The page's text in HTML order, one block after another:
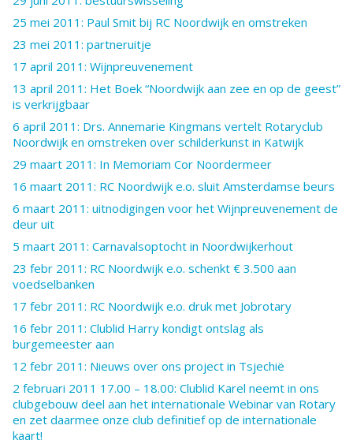
25 mei 2011: Paul Smit bij RC Noordwijk en omstreken
23 mei 2011: partneruitje
17 april 2011: Wijnpreuvenement
13 april 2011: Het Boek “Noordwijk aan zee en op de geest”
is verkrijgbaar
6 april 2011: Drs. Annemarie Kingmans vertelt Rotaryclub
Noordwijk en omstreken over schilderkunst in Katwijk
29 maart 2011: In Memoriam Cor Noordermeer
16 maart 2011: RC Noordwijk e.o. sluit Amsterdamse beurs
6 maart 2011: uitnodigingen voor het Wijnpreuvenement de
deur uit
5 maart 2011: Carnavalsoptocht in Noordwijkerhout
23 febr 2011: RC Noordwijk e.o. schenkt € 3.500 aan
voedselbanken
17 febr 2011: RC Noordwijk e.o. druk met Jobrotary
16 febr 2011: Clublid Harry kondigt ontslag als
burgemeester aan
12 febr 2011: Nieuws over ons project in Tsjechië
2 februari 2011 17.00 – 18.00: Clublid Karel neemt in ons
clubgebouw deel aan het internationale Webinar van Rotary
en zet daarmee onze club definitief op de internationale
kaart!